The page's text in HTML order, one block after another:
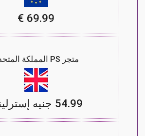
69.99 €
متجر PS المملكة المتحدة
54.99 جنيه إسترليني